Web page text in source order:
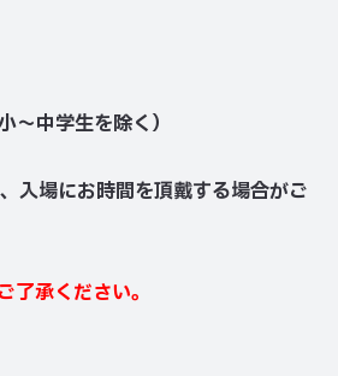
〜中学生を除く）
入場にお時間を頂戴する場合がご
承ください。